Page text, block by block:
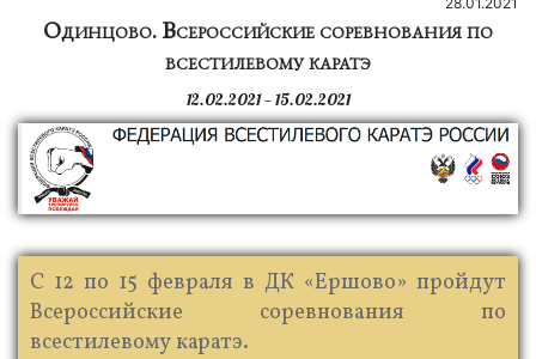
Одинцово. Всероссийские соревнования по
всестилевому каратэ
12.02.2021 — 15.02.2021
С 12 по 15 февраля в ДК «Ершово» пройдут
Всероссийские соревнования по
всестилевому каратэ.